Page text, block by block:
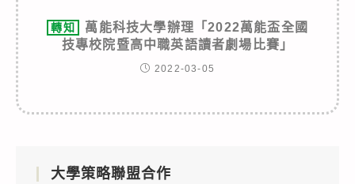
轉知
萬能科技大學辦理「2022萬能盃全國
技專校院暨高中職英語讀者劇場比賽」
2022-03-05
大學策略聯盟合作